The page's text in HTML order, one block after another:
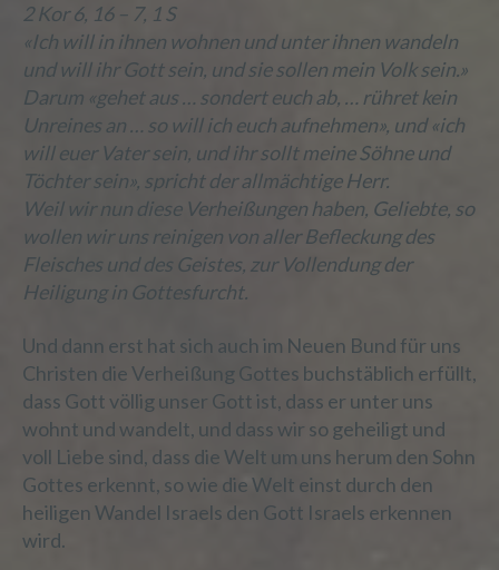
2 Kor 6, 16 – 7, 1 S
«Ich will in ihnen wohnen und unter ihnen wandeln
und will ihr Gott sein, und sie sollen mein Volk sein.»
Darum «gehet aus … sondert euch ab, … rühret kein
Unreines an … so will ich euch aufnehmen», und «ich
will euer Vater sein, und ihr sollt meine Söhne und
Töchter sein», spricht der allmächtige Herr.
Weil wir nun diese Verheißungen haben, Geliebte, so
wollen wir uns reinigen von aller Befleckung des
Fleisches und des Geistes, zur Vollendung der
Heiligung in Gottesfurcht.
Und dann erst hat sich auch im Neuen Bund für uns
Christen die Verheißung Gottes buchstäblich erfüllt,
dass Gott völlig unser Gott ist, dass er unter uns
wohnt und wandelt, und dass wir so geheiligt und
voll Liebe sind, dass die Welt um uns herum den Sohn
Gottes erkennt, so wie die Welt einst durch den
heiligen Wandel Israels den Gott Israels erkennen
wird.
personenbezogenen Daten entscheidet.
Sind die Zwecke und Mittel dieser
Verarbeitung durch das Unionsrecht oder
das Recht der Mitgliedstaaten
vorgegeben, so kann der Verantwortliche
beziehungsweise können die bestimmten
Kriterien seiner Benennung nach dem
Unionsrecht oder dem Recht der
Mitgliedstaaten vorgesehen werden.
h) Auftragsverarbeiter
Auftragsverarbeiter ist eine natürliche oder
juristische Person, Behörde, Einrichtung
oder andere Stelle, die personenbezogene
Daten im Auftrag des Verantwortlichen
verarbeitet.
i) Empfänger